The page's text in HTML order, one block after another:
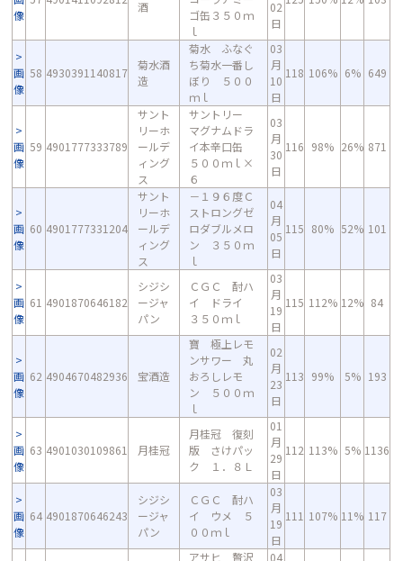
像
酒
ゴ缶３５０ｍ
ｌ
02
日
画
像
58 4930391140817
菊水酒
造
菊水 ふなぐ
ち菊水一番し
ぼり ５００
ｍｌ
03
月
10
日
118 106% 6% 649
画
像
59 4901777333789
サント
リーホ
ールデ
ィング
ス
サントリー
マグナムドラ
イ本辛口缶
５００ｍｌ×
６
03
月
30
日
116 98% 26% 871
画
像
60 4901777331204
サント
リーホ
ールデ
ィング
ス
－１９６度Ｃ
ストロングゼ
ロダブルメロ
ン ３５０ｍ
ｌ
04
月
05
日
115 80% 52% 101
画
像
61 4901870646182
シジシ
ージャ
パン
ＣＧＣ 酎ハ
イ ドライ
３５０ｍｌ
03
月
19
日
115 112% 12% 84
画
像
62 4904670482936 宝酒造
寶 極上レモ
ンサワー 丸
おろしレモ
ン ５００ｍ
ｌ
02
月
23
日
113 99% 5% 193
画
像
63 4901030109861 月桂冠
月桂冠 復刻
版 さけパッ
ク １．８Ｌ
01
月
29
日
112 113% 5% 1136
画
像
64 4901870646243
シジシ
ージャ
パン
ＣＧＣ 酎ハ
イ ウメ ５
００ｍｌ
03
月
19
日
111 107% 11% 117
アサヒ 贅沢 04